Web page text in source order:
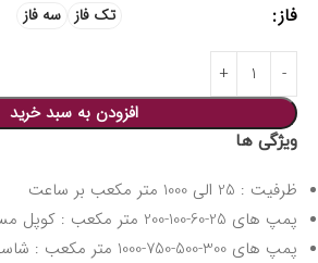
فاز تک فاز سه فاز
افزودن به سبد خرید
ویژگی ها
ظرفیت : 25 الی 1000 متر مكعب بر ساعت
پمپ هاى 25-60-100-200 متر مكعب : کوپل مستقیم
پمپ های 300-500-750-1000 متر مكعب : شاسی و کوپله